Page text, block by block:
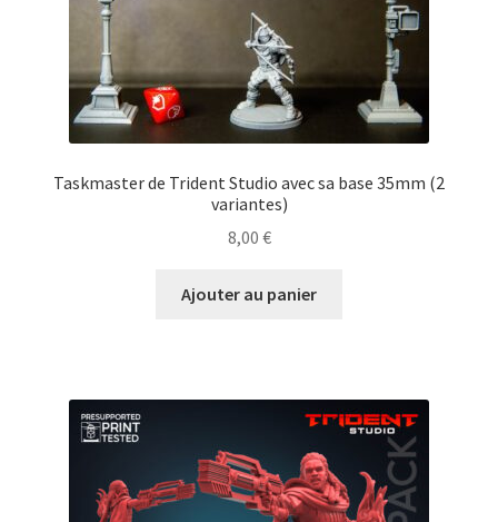
Taskmaster de Trident Studio avec sa base 35mm (2
variantes)
8,00 €
Ajouter au panier